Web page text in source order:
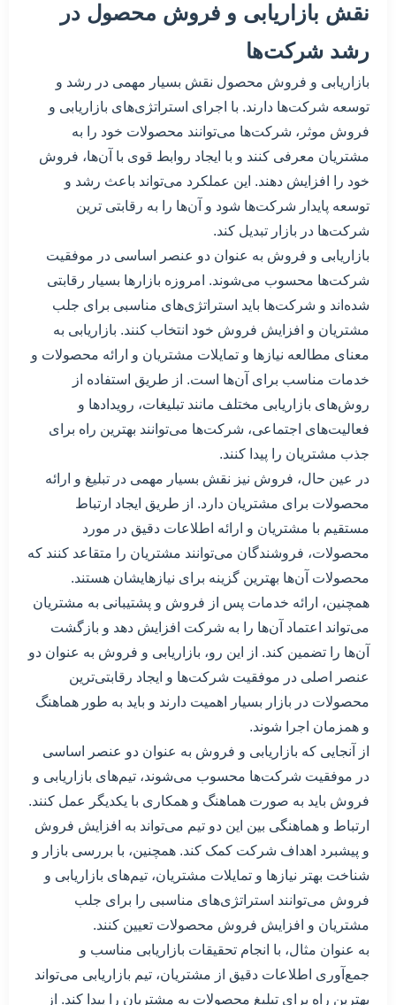
نقش بازاریابی و فروش محصول در
رشد شرکت‌ها
بازاریابی و فروش محصول نقش بسیار مهمی در رشد و
توسعه شرکت‌ها دارند. با اجرای استراتژی‌های بازاریابی و
فروش موثر، شرکت‌ها می‌توانند محصولات خود را به
مشتریان معرفی کنند و با ایجاد روابط قوی با آن‌ها، فروش
خود را افزایش دهند. این عملکرد می‌تواند باعث رشد و
توسعه پایدار شرکت‌ها شود و آن‌ها را به رقابتی ترین
شرکت‌ها در بازار تبدیل کند.
بازاریابی و فروش به عنوان دو عنصر اساسی در موفقیت
شرکت‌ها محسوب می‌شوند. امروزه بازارها بسیار رقابتی
شده‌اند و شرکت‌ها باید استراتژی‌های مناسبی برای جلب
مشتریان و افزایش فروش خود انتخاب کنند. بازاریابی به
معنای مطالعه نیازها و تمایلات مشتریان و ارائه محصولات و
خدمات مناسب برای آن‌ها است. از طریق استفاده از
روش‌های بازاریابی مختلف مانند تبلیغات، رویدادها و
فعالیت‌های اجتماعی، شرکت‌ها می‌توانند بهترین راه برای
جذب مشتریان را پیدا کنند.
در عین حال، فروش نیز نقش بسیار مهمی در تبلیغ و ارائه
محصولات برای مشتریان دارد. از طریق ایجاد ارتباط
مستقیم با مشتریان و ارائه اطلاعات دقیق در مورد
محصولات، فروشندگان می‌توانند مشتریان را متقاعد کنند که
محصولات آن‌ها بهترین گزینه برای نیازهایشان هستند.
همچنین، ارائه خدمات پس از فروش و پشتیبانی به مشتریان
می‌تواند اعتماد آن‌ها را به شرکت افزایش دهد و بازگشت
آن‌ها را تضمین کند. از این رو، بازاریابی و فروش به عنوان دو
عنصر اصلی در موفقیت شرکت‌ها و ایجاد رقابتی‌ترین
محصولات در بازار بسیار اهمیت دارند و باید به طور هماهنگ
و همزمان اجرا شوند.
از آنجایی که بازاریابی و فروش به عنوان دو عنصر اساسی
در موفقیت شرکت‌ها محسوب می‌شوند، تیم‌های بازاریابی و
فروش باید به صورت هماهنگ و همکاری با یکدیگر عمل کنند.
ارتباط و هماهنگی بین این دو تیم می‌تواند به افزایش فروش
و پیشبرد اهداف شرکت کمک کند. همچنین، با بررسی بازار و
شناخت بهتر نیازها و تمایلات مشتریان، تیم‌های بازاریابی و
فروش می‌توانند استراتژی‌های مناسبی را برای جلب
مشتریان و افزایش فروش محصولات تعیین کنند.
به عنوان مثال، با انجام تحقیقات بازاریابی مناسب و
جمع‌آوری اطلاعات دقیق از مشتریان، تیم بازاریابی می‌تواند
بهترین راه برای تبلیغ محصولات به مشتریان را پیدا کند. از